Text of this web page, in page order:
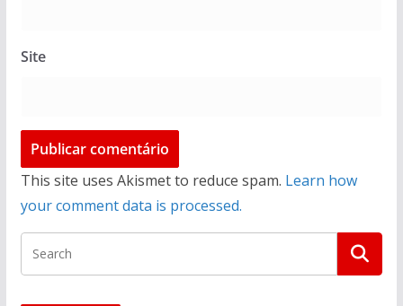
Site
This site uses Akismet to reduce spam. Learn how
your comment data is processed.